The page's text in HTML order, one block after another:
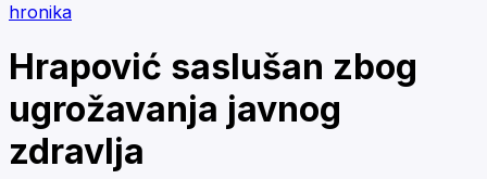
hronika
Hrapović saslušan zbog
ugrožavanja javnog
zdravlja